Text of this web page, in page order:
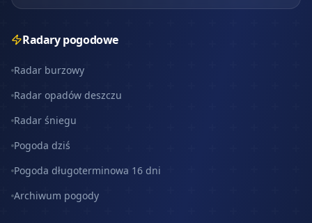
Radary pogodowe
Radar burzowy
Radar opadów deszczu
Radar śniegu
Pogoda dziś
Pogoda długoterminowa 16 dni
Archiwum pogody